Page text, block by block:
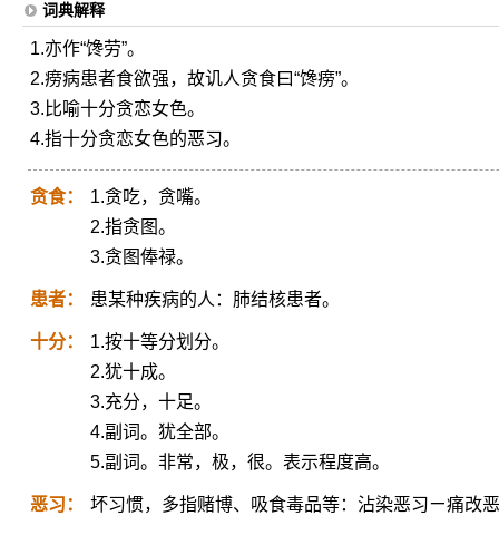
词典解释
1.亦作“馋劳”。
2.痨病患者食欲强，故讥人贪食曰“馋痨”。
3.比喻十分贪恋女色。
4.指十分贪恋女色的恶习。
贪食：
1.贪吃，贪嘴。
2.指贪图。
3.贪图俸禄。
患者： 患某种疾病的人：肺结核患者。
十分：
1.按十等分划分。
2.犹十成。
3.充分，十足。
4.副词。犹全部。
5.副词。非常，极，很。表示程度高。
恶习： 坏习惯，多指赌博、吸食毒品等：沾染恶习ㄧ痛改